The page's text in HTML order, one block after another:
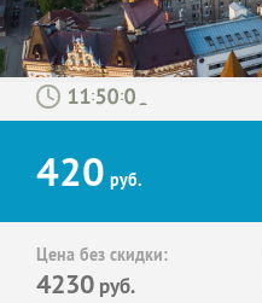
: :
420 руб.
Цена без скидки:
4230 руб.